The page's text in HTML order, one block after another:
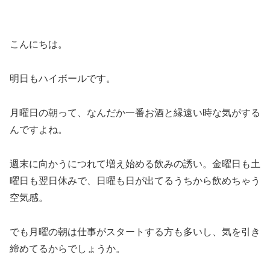
こんにちは。
明日もハイボールです。
月曜日の朝って、なんだか一番お酒と縁遠い時な気がする
んですよね。
週末に向かうにつれて増え始める飲みの誘い。金曜日も土
曜日も翌日休みで、日曜も日が出てるうちから飲めちゃう
空気感。
でも月曜の朝は仕事がスタートする方も多いし、気を引き
締めてるからでしょうか。